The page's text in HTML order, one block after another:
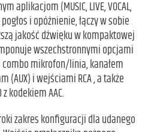
aplikacjom (MUSIC, LIVE, VOCAL,
i opóźnienie, łączy w sobie
jakość dźwięku w kompaktowej
wszechstronnymi opcjami
mikrofon/linia, kanałem
(AUX) i wejściami RCA , a także
kodekiem AAC.
zakres konfiguracji dla udanego